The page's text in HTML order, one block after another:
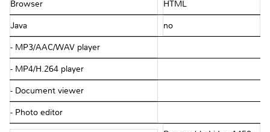
Browser HTML
Java no
- MP3/AAC/WAV player
- MP4/H.264 player
- Document viewer
- Photo editor